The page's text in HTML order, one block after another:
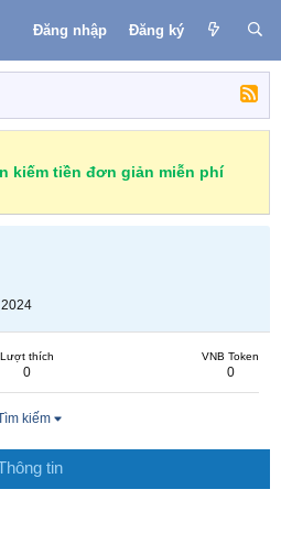
Đăng nhập Đăng ký
kiếm tiền đơn giản miễn phí
Lượt thích
0
VNB Token
0
kiếm
tin